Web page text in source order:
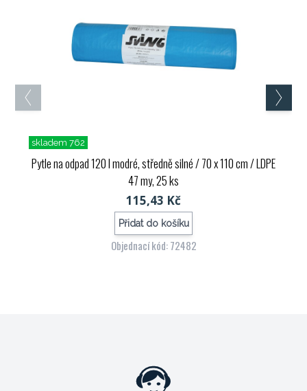
skladem 762
Pytle na odpad 120 l modré, středně silné / 70 x 110 cm / LDPE
47 my, 25 ks
115,43 Kč
Přidat do košíku
Objednací kód: 72482